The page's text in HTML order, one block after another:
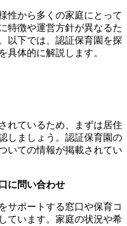
性から多くの家庭にとって
特徴や運営方針が異なるた
以下では、認証保育園を探
具体的に解説します。
れているため、まずは居住
しましょう。認証保育園の
いての情報が掲載されてい
に問い合わせ
サポートする窓口や保育コ
ています。家庭の状況や希